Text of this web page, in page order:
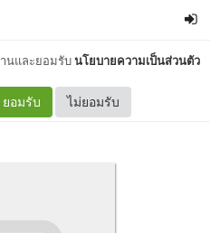
นและยอมรับนโยบายความเป็นส่วนตัว
ยอมรับ ไม่ยอมรับ